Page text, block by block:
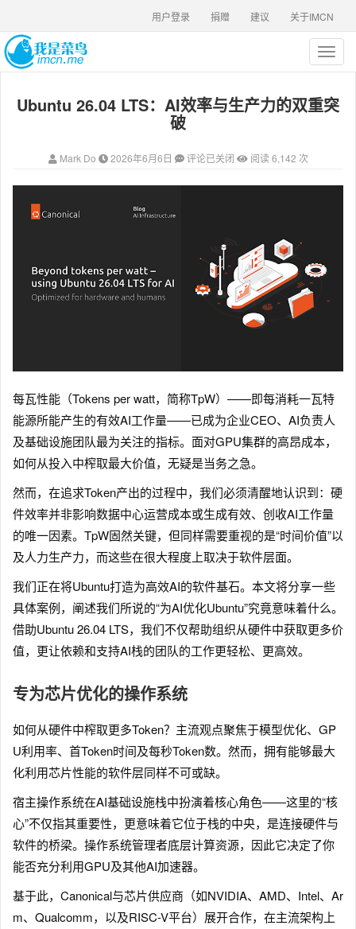
关于IMCN
建议
捐赠
用户登录
T
o
g
l
o
Ubuntu 26.04 LTS：AI效率与生产力的双重突
破
Mark Do 2026年6月6日 评论已关闭 阅读 6,142 次
每瓦性能（Tokens per watt，简称TpW）——即每消耗一瓦特
能源所能产生的有效AI工作量——已成为企业CEO、AI负责人
及基础设施团队最为关注的指标。面对GPU集群的高昂成本，
如何从投入中榨取最大价值，无疑是当务之急。
然而，在追求Token产出的过程中，我们必须清醒地认识到：硬
件效率并非影响数据中心运营成本或生成有效、创收AI工作量
的唯一因素。TpW固然关键，但同样需要重视的是“时间价值”以
及人力生产力，而这些在很大程度上取决于软件层面。
我们正在将Ubuntu打造为高效AI的软件基石。本文将分享一些
具体案例，阐述我们所说的“为AI优化Ubuntu”究竟意味着什么。
借助Ubuntu 26.04 LTS，我们不仅帮助组织从硬件中获取更多价
值，更让依赖和支持AI栈的团队的工作更轻松、更高效。
专为芯片优化的操作系统
如何从硬件中榨取更多Token？主流观点聚焦于模型优化、GP
U利用率、首Token时间及每秒Token数。然而，拥有能够最大
化利用芯片性能的软件层同样不可或缺。
宿主操作系统在AI基础设施栈中扮演着核心角色——这里的“核
心”不仅指其重要性，更意味着它位于栈的中央，是连接硬件与
软件的桥梁。操作系统管理者底层计算资源，因此它决定了你
能否充分利用GPU及其他AI加速器。
基于此，Canonical与芯片供应商（如NVIDIA、AMD、Intel、Ar
m、Qualcomm，以及RISC-V平台）展开合作，在主流架构上